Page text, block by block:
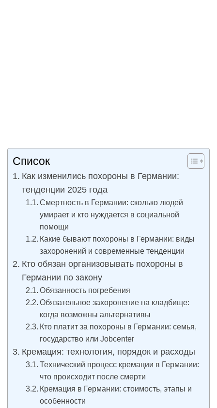
Список
Как изменились похороны в Германии:
тенденции 2025 года
Смертность в Германии: сколько людей
умирает и кто нуждается в социальной
помощи
Какие бывают похороны в Германии: виды
захоронений и современные тенденции
Кто обязан организовывать похороны в
Германии по закону
Обязанность погребения
Обязательное захоронение на кладбище:
когда возможны альтернативы
Кто платит за похороны в Германии: семья,
государство или Jobcenter
Кремация: технология, порядок и расходы
Технический процесс кремации в Германии:
что происходит после смерти
Кремация в Германии: стоимость, этапы и
особенности